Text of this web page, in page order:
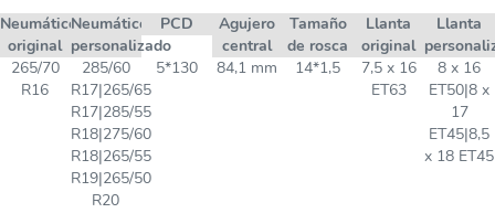
Neumático
original
Neumático
personalizado
PCD
Agujero
central
Tamaño
de rosca
Llanta
original
Llanta
265/70
R16
285/60
R17|265/65
R17|285/55
R18|275/60
R18|265/55
R19|265/50
R20
5*130 84,1 mm 14*1,5
7,5 x 16
ET63
8 x 16
ET50|8 x
17
ET45|8,5
x 18 ET45